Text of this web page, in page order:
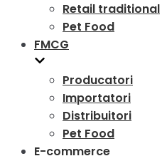
Retail traditional
Pet Food
FMCG
Producatori
Importatori
Distribuitori
Pet Food
E-commerce